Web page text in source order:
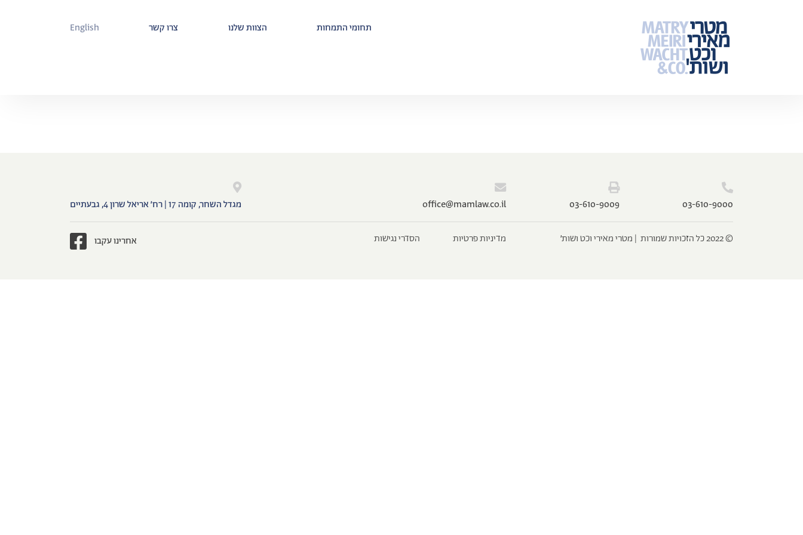
תחומי התמחות הצוות שלנו צרו קשר English
‫‪03-610-9000‬‬
‫‪03-610-9009‬‬
‫‪o‬‬ffi‫‪ce@mamlaw.co.il‬‬ מגדל השחר, קומה 17 | רח׳ אריאל שרון 4, גבעתיים
‫‫© 2022 כל הזכויות שמורות‬ ‬ ‫|‬ ‫‪‫מטרי מאירי וכט ושות׳ מדיניות פרטיות הסדרי נגישות אחרינו עקבו